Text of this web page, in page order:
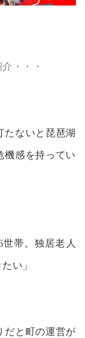
・・・
たないと琵琶湖
機感を持ってい
世帯。独居老人
い」
だと町の運営が